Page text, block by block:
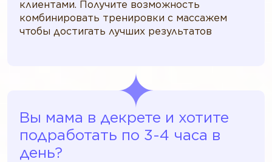
клиентами. Получите возможность
комбинировать тренировки с массажем
чтобы достигать лучших результатов
Вы мама в декрете и хотите
подработать по 3-4 часа в
день?